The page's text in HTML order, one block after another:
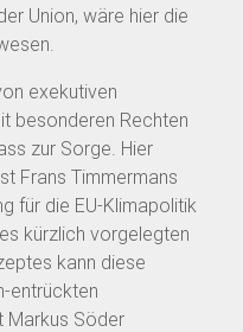
Union, wäre hier die
exekutiven
besonderen Rechten
zur Sorge. Hier
Frans Timmermans
für die EU-Klimapolitik
kürzlich vorgelegten
kann diese
entrückten
Markus Söder